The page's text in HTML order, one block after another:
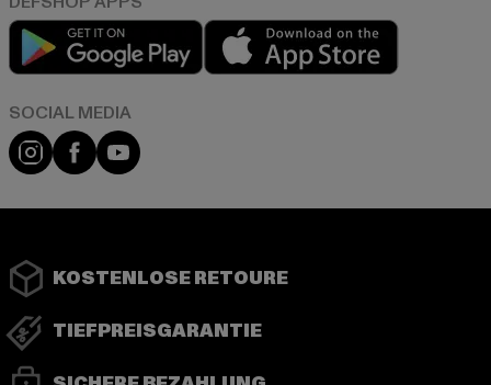
Play market
Instagram
FacebookYouTube
KOSTENLOSE RETOURE
TIEFPREISGARANTIE